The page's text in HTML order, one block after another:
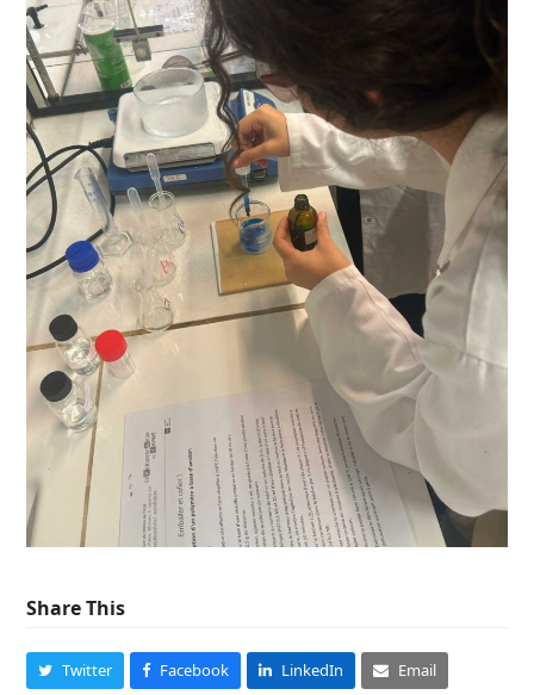
Share This
Twitter Facebook LinkedIn Email